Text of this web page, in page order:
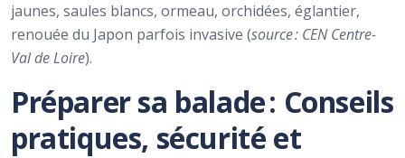
jaunes, saules blancs, ormeau, orchidées, églantier,
renouée du Japon parfois invasive (source : CEN Centre-
Val de Loire).
Préparer sa balade : Conseils
pratiques, sécurité et